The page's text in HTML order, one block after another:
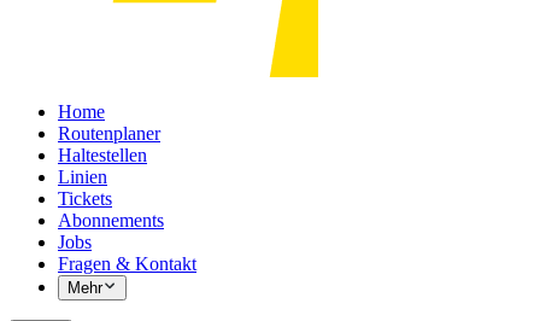
Home
Routenplaner
Haltestellen
Linien
Tickets
Abonnements
Jobs
Fragen & Kontakt
Mehr